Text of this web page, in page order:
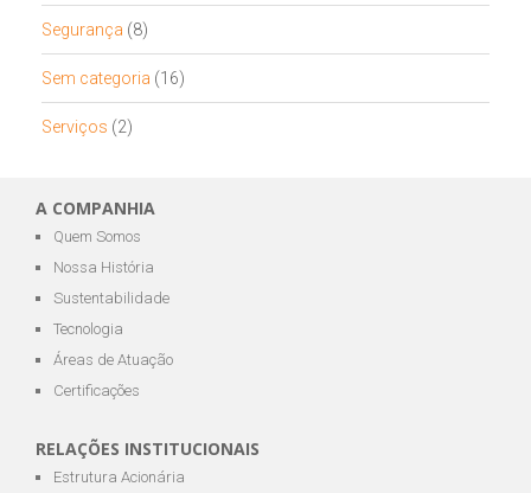
Segurança (8)
Sem categoria (16)
Serviços (2)
A COMPANHIA
Quem Somos
Nossa História
Sustentabilidade
Tecnologia
Áreas de Atuação
Certificações
RELAÇÕES INSTITUCIONAIS
Estrutura Acionária